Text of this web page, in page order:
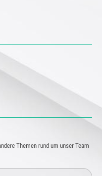
Themen rund um unser Team